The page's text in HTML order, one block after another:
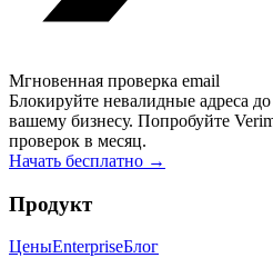
Мгновенная проверка email
Блокируйте невалидные адреса
вашему бизнесу. Попробуйте
проверок в месяц.
Начать бесплатно →
Продукт
ЦеныEnterpriseБлог